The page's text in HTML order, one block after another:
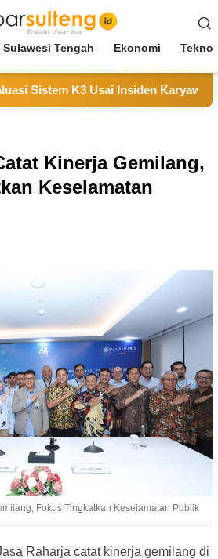
Sulawesi Tengah Ekonomi
K3 Usai Insiden Karyawan di Area
Kinerja Gemilang,
Keselamatan
Fokus Tingkatkan Keselamatan Publik
Raharja catat kinerja gemilang di